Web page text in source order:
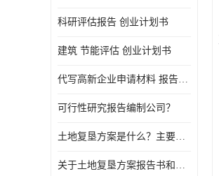
科研评估报告 创业计划书
建筑 节能评估 创业计划书
代写高新企业申请材料 报告公司
可行性研究报告编制公司？
土地复垦方案是什么？主要编制什么内容？
关于土地复垦方案报告书和报告表编制的问题？